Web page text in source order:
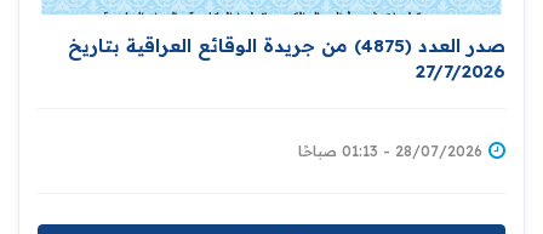
صدر العدد (4875) من جريدة الوقائع العراقية بتاريخ
27/7/2026
28/07/2026 - 01:13 صباحًا